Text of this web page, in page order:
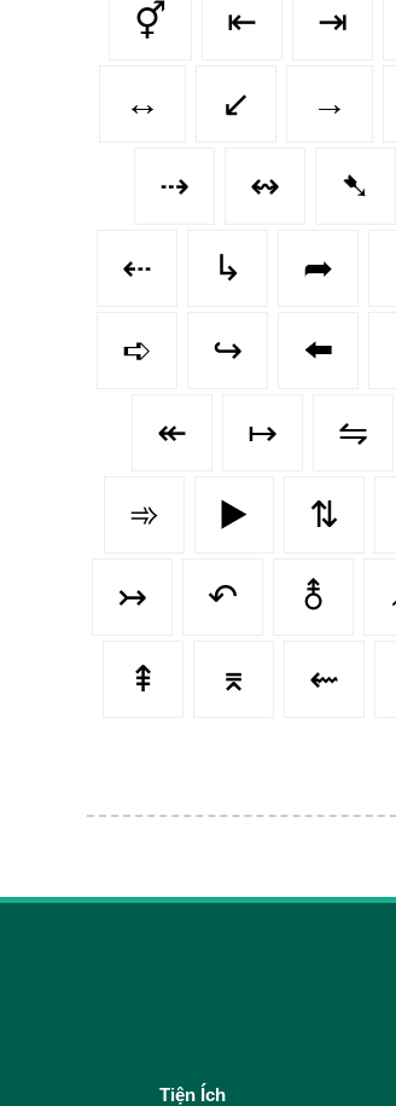
⚥ ⇤ ⇥
↔️ ↙ →
⇢ ↭ ➷
⇠ ↳ ➦
➪ ↪️ ⬅️
↞ ↦ ⇋
➾ ▶️ ⇅
↣ ↶ ⚨
⇞ ⌆ ⇜
Tiện Ích